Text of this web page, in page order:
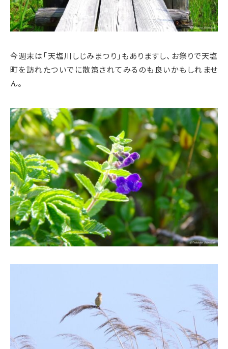
今週末は「天塩川しじみまつり」もありますし、お祭りで天塩
町を訪れたついでに散策されてみるのも良いかもしれませ
ん。